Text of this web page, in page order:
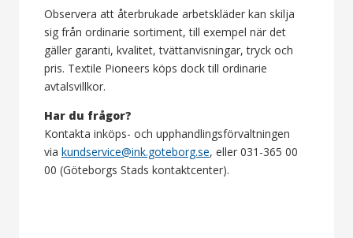
Observera att återbrukade arbetskläder kan skilja
sig från ordinarie sortiment, till exempel när det
gäller garanti, kvalitet, tvättanvisningar, tryck och
pris. Textile Pioneers köps dock till ordinarie
avtalsvillkor.
Har du frågor?
Kontakta inköps- och upphandlingsförvaltningen
via kundservice@ink.goteborg.se, eller 031-365 00
00 (Göteborgs Stads kontaktcenter).